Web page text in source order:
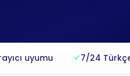
uyumu 7/24